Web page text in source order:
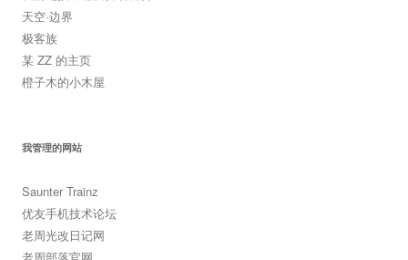
天空·边界
极客族
某 ZZ 的主页
橙子木的小木屋
我管理的网站
Saunter Trainz
优友手机技术论坛
老周光改日记网